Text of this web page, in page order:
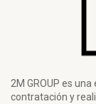
2M GROUP es
contratación y